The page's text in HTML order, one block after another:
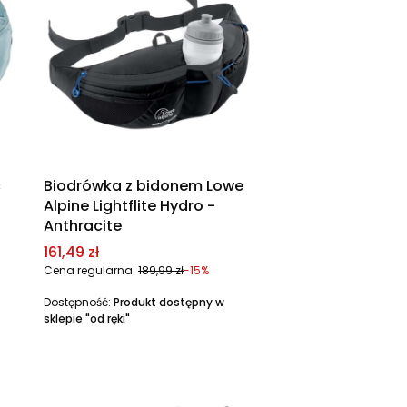
Biodrówka z bidonem Lowe
Alpine Lightflite Hydro -
Anthracite
Cena promocyjna
161,49 zł
Cena regularna: 189,99 zł-15%
Dostępność: Produkt dostępny w
sklepie "od ręki"